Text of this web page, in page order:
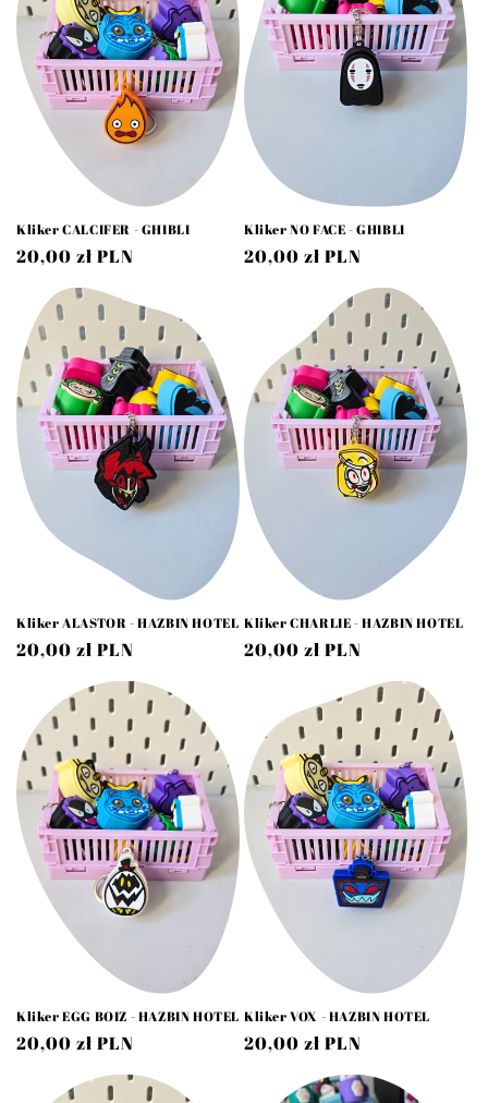
Kliker CALCIFER - GHIBLI
Cena
regularna
20,00 zł PLN
Kliker NO FACE - GHIBLI
Cena
20,00 zł PLN
Kliker ALASTOR - HAZBIN HOTEL
Cena
20,00 zł PLN
Kliker CHARLIE - HAZBIN HOTEL
Cena
20,00 zł PLN
Kliker EGG BOIZ - HAZBIN HOTEL
Cena
20,00 zł PLN
Kliker VOX - HAZBIN HOTEL
Cena
20,00 zł PLN